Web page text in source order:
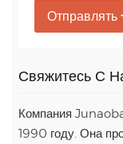
Отправлять
Свяжитесь С
Компания
1990 году. Она